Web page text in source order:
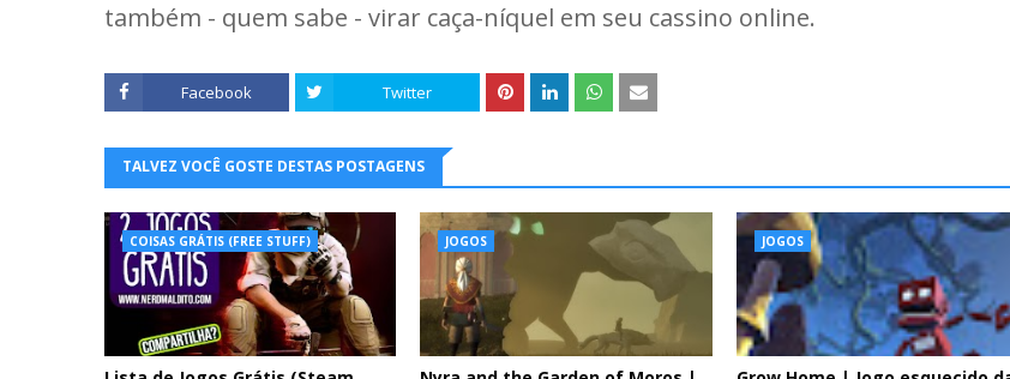
também - quem sabe - virar caça-níquel em seu cassino online.
Facebook Twitter
TALVEZ VOCÊ GOSTE DESTAS POSTAGENS
COISAS GRÁTIS (FREE STUFF) JOGOS JOGOS